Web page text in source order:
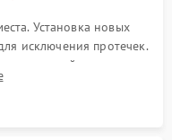
Установка новых
исключения протечек.
системы,
поплавка.